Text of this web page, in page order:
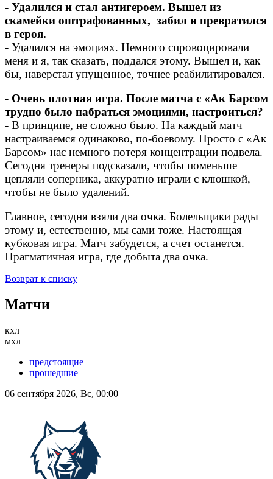
- Удалился и стал антигероем. Вышел из
скамейки оштрафованных, забил и превратился
в героя.
- Удалился на эмоциях. Немного спровоцировали
меня и я, так сказать, поддался этому. Вышел и, как
бы, наверстал упущенное, точнее реабилитировался.
- Очень плотная игра. После матча с «Ак Барсом
трудно было набраться эмоциями, настроиться?
- В принципе, не сложно было. На каждый матч
настраиваемся одинаково, по-боевому. Просто с «Ак
Барсом» нас немного потеря концентрации подвела.
Сегодня тренеры подсказали, чтобы поменьше
цепляли соперника, аккуратно играли с клюшкой,
чтобы не было удалений.
Главное, сегодня взяли два очка. Болельщики рады
этому и, естественно, мы сами тоже. Настоящая
кубковая игра. Матч забудется, а счет останется.
Прагматичная игра, где добыта два очка.
Возврат к списку
Матчи
кхл
мхл
предстоящие
прошедшие
06 сентября 2026, Вс, 00:00